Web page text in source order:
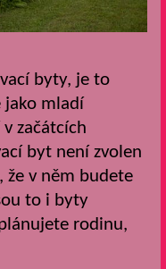
byty, je to
jako mladí
začátcích
byt není zvolen
že v něm budete
to i byty
rodinu,